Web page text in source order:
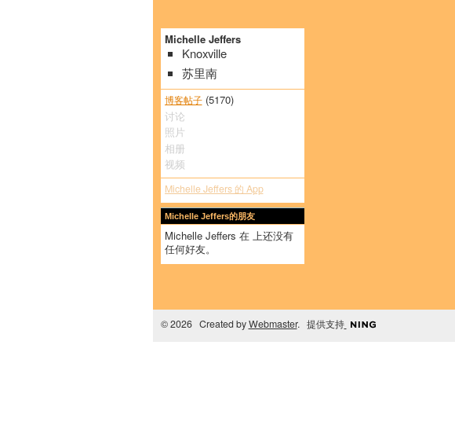
Michelle Jeffers
Knoxville
苏里南
博客帖子(5170)
讨论
照片
相册
视频
Michelle Jeffers 的 App
Michelle Jeffers的朋友
Michelle Jeffers 在 上还没有
任何好友。
© 2026 Created byWebmaster. 提供支持